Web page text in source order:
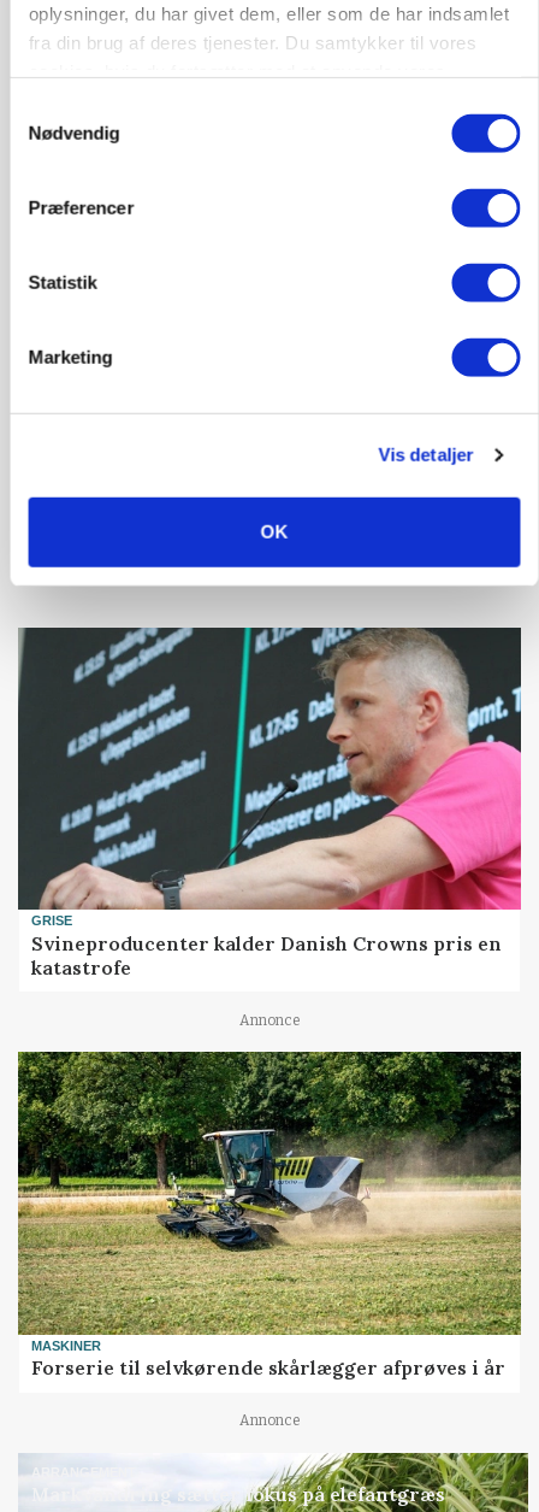
oplysninger, du har givet dem, eller som de har indsamlet
fra din brug af deres tjenester. Du samtykker til vores
Nødvendig
Præferencer
Statistik
Marketing
Vis detaljer
OK
Det er en uskik at udlægge et røgslør om
Loading...
GRISE
Svineproducenter kalder Danish Crowns pris en
katastrofe
Annonce
MASKINER
Forserie til selvkørende skårlægger afprøves i år
Annonce
ARRANGEMENT
Markvandring sætter fokus på elefantgræs